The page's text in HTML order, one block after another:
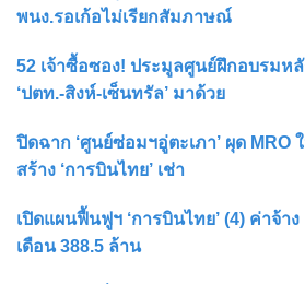
พนง.รอเก้อไม่เรียกสัมภาษณ์
52 เจ้าซื้อซอง! ประมูลศูนย์ฝึกอบรมหลั
‘ปตท.-สิงห์-เซ็นทรัล’ มาด้วย
ปิดฉาก ‘ศูนย์ซ่อมฯอู่ตะเภา’ ผุด MRO
สร้าง ‘การบินไทย’ เช่า
เปิดแผนฟื้นฟูฯ ‘การบินไทย’ (4) ค่าจ้า
เดือน 388.5 ล้าน